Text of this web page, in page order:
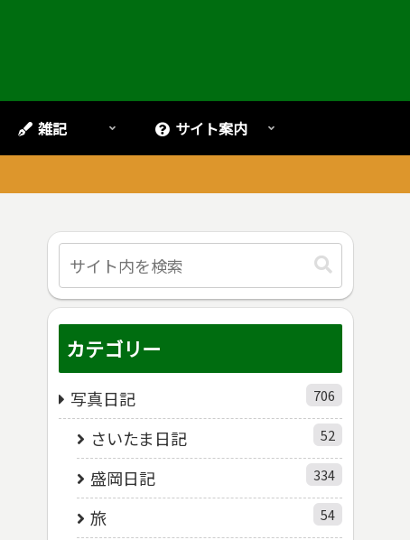
雑記 サイト案内
カテゴリー
写真日記 706
さいたま日記 52
盛岡日記 334
旅 54